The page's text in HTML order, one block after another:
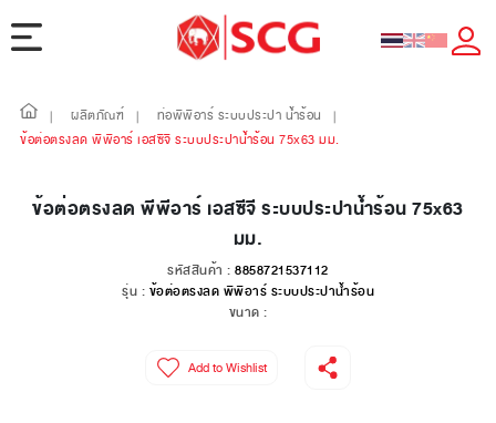
| ผลิตภัณฑ์ | ท่อพีพีอาร์ ระบบประปา น้ำร้อน
|
ข้อต่อตรงลด พีพีอาร์ เอสซีจี ระบบประปาน้ำร้อน 75x63 มม.
ข้อต่อตรงลด พีพีอาร์ เอสซีจี ระบบประปาน้ำร้อน 75x63
มม.
รหัสสินค้า : 8858721537112
รุ่น : ข้อต่อตรงลด พีพีอาร์ ระบบประปาน้ำร้อน
ขนาด :
Add to Wishlist